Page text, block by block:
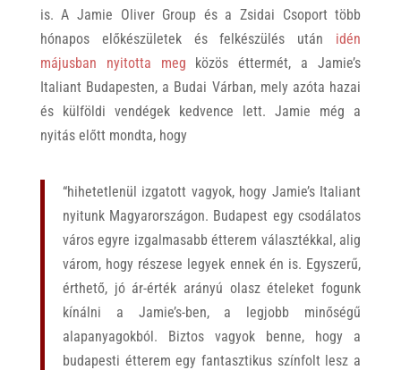
is. A Jamie Oliver Group és a Zsidai Csoport több
hónapos előkészületek és felkészülés után idén
májusban nyitotta meg közös éttermét, a Jamie’s
Italiant Budapesten, a Budai Várban, mely azóta hazai
és külföldi vendégek kedvence lett. Jamie még a
nyitás előtt mondta, hogy
“hihetetlenül izgatott vagyok, hogy Jamie’s Italiant
nyitunk Magyarországon. Budapest egy csodálatos
város egyre izgalmasabb étterem választékkal, alig
várom, hogy részese legyek ennek én is. Egyszerű,
érthető, jó ár-érték arányú olasz ételeket fogunk
kínálni a Jamie’s-ben, a legjobb minőségű
alapanyagokból. Biztos vagyok benne, hogy a
budapesti étterem egy fantasztikus színfolt lesz a